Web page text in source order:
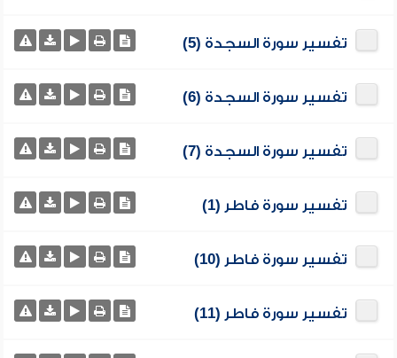
تفسير سورة السجدة (5)
تفسير سورة السجدة (6)
تفسير سورة السجدة (7)
تفسير سورة فاطر (1)
تفسير سورة فاطر (10)
تفسير سورة فاطر (11)